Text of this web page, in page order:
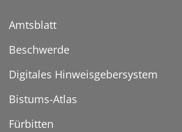
Amtsblatt
Beschwerde
Digitales Hinweisgebersystem
Bistums-Atlas
Fürbitten